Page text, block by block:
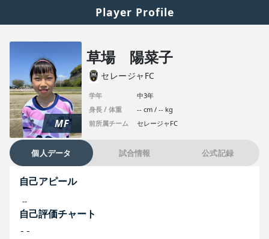
Player Profile
MF
草場 陽菜子
セレージャFC
学年
中3年
身長 / 体重
-- cm / -- kg
前所属チーム
セレージャFC
個人データ 試合情報 公式記録
自己アピール
--
自己評価チャート
--